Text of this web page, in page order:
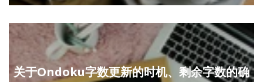
关于Ondoku字数更新的时机、剩余字数的确